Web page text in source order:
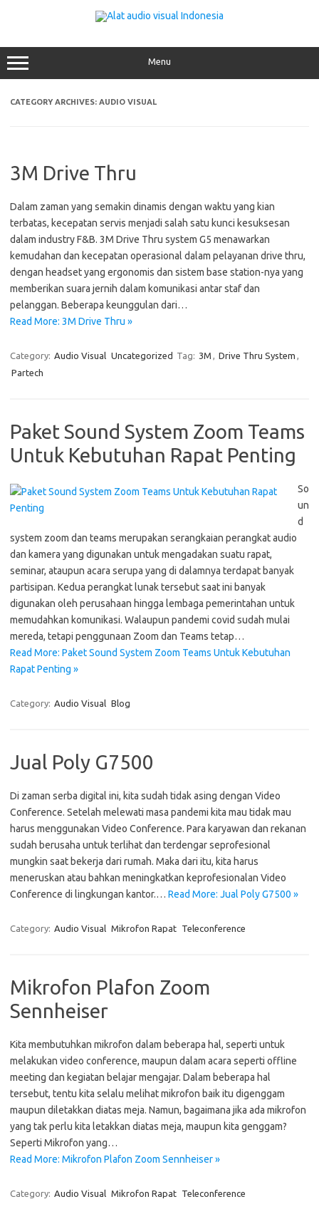
Menu
CATEGORY ARCHIVES: AUDIO VISUAL
3M Drive Thru
Dalam zaman yang semakin dinamis dengan waktu yang kian
terbatas, kecepatan servis menjadi salah satu kunci kesuksesan
dalam industry F&B. 3M Drive Thru system G5 menawarkan
kemudahan dan kecepatan operasional dalam pelayanan drive thru,
dengan headset yang ergonomis dan sistem base station-nya yang
memberikan suara jernih dalam komunikasi antar staf dan
pelanggan. Beberapa keunggulan dari…
Read More: 3M Drive Thru »
Category: Audio Visual Uncategorized Tag: 3M , Drive Thru System ,
Partech
Paket Sound System Zoom Teams
Untuk Kebutuhan Rapat Penting
So
un
d
system zoom dan teams merupakan serangkaian perangkat audio
dan kamera yang digunakan untuk mengadakan suatu rapat,
seminar, ataupun acara serupa yang di dalamnya terdapat banyak
partisipan. Kedua perangkat lunak tersebut saat ini banyak
digunakan oleh perusahaan hingga lembaga pemerintahan untuk
memudahkan komunikasi. Walaupun pandemi covid sudah mulai
mereda, tetapi penggunaan Zoom dan Teams tetap…
Read More: Paket Sound System Zoom Teams Untuk Kebutuhan
Rapat Penting »
Category: Audio Visual Blog
Jual Poly G7500
Di zaman serba digital ini, kita sudah tidak asing dengan Video
Conference. Setelah melewati masa pandemi kita mau tidak mau
harus menggunakan Video Conference. Para karyawan dan rekanan
sudah berusaha untuk terlihat dan terdengar seprofesional
mungkin saat bekerja dari rumah. Maka dari itu, kita harus
meneruskan atau bahkan meningkatkan keprofesionalan Video
Conference di lingkungan kantor.… Read More: Jual Poly G7500 »
Category: Audio Visual Mikrofon Rapat Teleconference
Mikrofon Plafon Zoom
Sennheiser
Kita membutuhkan mikrofon dalam beberapa hal, seperti untuk
melakukan video conference, maupun dalam acara seperti offline
meeting dan kegiatan belajar mengajar. Dalam beberapa hal
tersebut, tentu kita selalu melihat mikrofon baik itu digenggam
maupun diletakkan diatas meja. Namun, bagaimana jika ada mikrofon
yang tak perlu kita letakkan diatas meja, maupun kita genggam?
Seperti Mikrofon yang…
Read More: Mikrofon Plafon Zoom Sennheiser »
Category: Audio Visual Mikrofon Rapat Teleconference